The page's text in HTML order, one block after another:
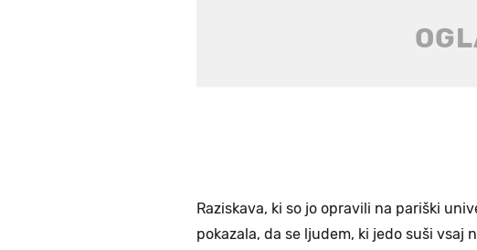
Raziskava, ki so jo opravili na pariški
pokazala, da se ljudem, ki jedo suši vsaj